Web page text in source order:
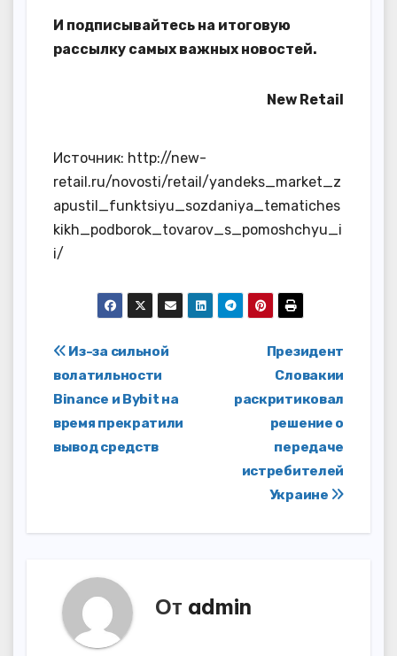
И подписывайтесь на итоговую
рассылку самых важных новостей.
New Retail
Источник: http://new-
retail.ru/novosti/retail/yandeks_market_z
apustil_funktsiyu_sozdaniya_tematiches
kikh_podborok_tovarov_s_pomoshchyu_i
i/
Навигация
по
записям
Президент
Словакии
раскритиковал
решение о
передаче
истребителей
Украине
Из-за сильной
волатильности
Binance и Bybit на
время прекратили
вывод средств
От admin